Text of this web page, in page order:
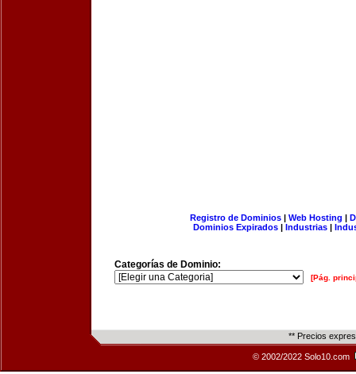
Registro de Dominios| Web Hosting |
Dominios Expirados | Industrias |
Categorías de Dominio:
[Pág.
** Precios
© 2002/2022 Solo10.com